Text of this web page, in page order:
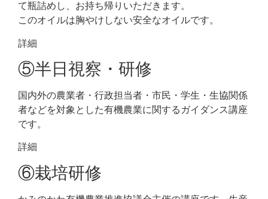
て瓶詰めし、お持ち帰りいただきます。
このオイルは胸やけしない安全なオイルです。
詳細
⑤半日視察・研修
国内外の農業者・行政担当者・市民・学生・生協関係
者などを対象とした有機農業に関するガイダンス講座
です。
詳細
⑥栽培研修